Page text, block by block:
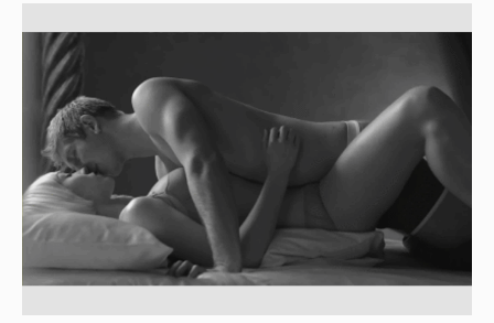
10 лет спустя. Как сложилась жизнь
героинь Сплетника?
228